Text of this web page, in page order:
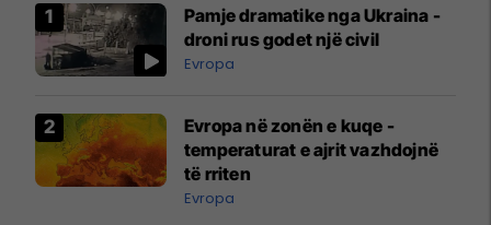
Pamje dramatike nga Ukraina -
droni rus godet një civil
Evropa
Evropa në zonën e kuqe -
temperaturat e ajrit vazhdojnë
të rriten
Evropa